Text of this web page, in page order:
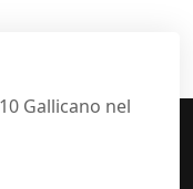
Gallicano nel